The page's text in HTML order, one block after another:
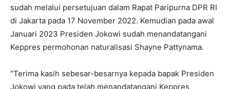
sudah melalui persetujuan dalam Rapat Paripurna DPR RI
di Jakarta pada 17 November 2022. Kemudian pada awal
Januari 2023 Presiden Jokowi sudah menandatangani
Keppres permohonan naturalisasi Shayne Pattynama.
“Terima kasih sebesar-besarnya kepada bapak Presiden
Jokowi yang pada telah menandatangani Keppres